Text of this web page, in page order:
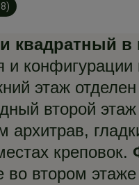
квадратный
и
этаж
второй
креповок.
во втором